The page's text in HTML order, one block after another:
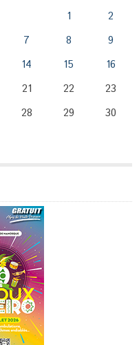
1
2
7 8
9
14 15
16
21 22
23
28 29
30